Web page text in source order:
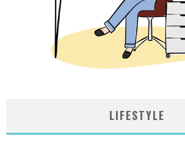
LIFESTYLE